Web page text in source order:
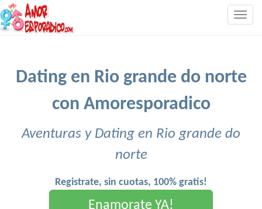
Dating en Rio grande do norte
con Amoresporadico
Aventuras y Dating en Rio grande do
norte
Registrate, sin cuotas, 100% gratis!
Enamorate YA!